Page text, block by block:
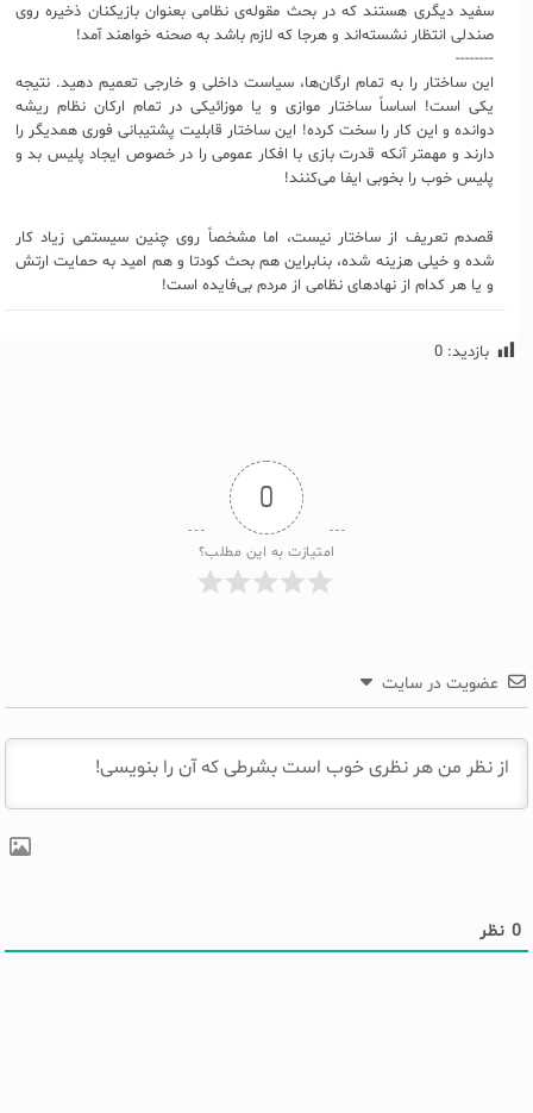
سفید دیگری هستند که در بحث مقوله‌ی نظامی بعنوان بازیکنان ذخیره روی
صندلی انتظار نشسته‌اند و هرجا که لازم باشد به صحنه خواهند آمد!
--------
این ساختار را به تمام ارگان‌ها، سیاست داخلی و خارجی تعمیم دهید. نتیجه
یکی است! اساساً ساختار موازی و یا موزائیکی در تمام ارکان نظام ریشه
دوانده و این کار را سخت کرده! این ساختار قابلیت پشتیبانی فوری همدیگر را
دارند و مهمتر آنکه قدرت بازی با افکار عمومی را در خصوص ایجاد پلیس بد و
پلیس خوب را بخوبی ایفا می‌کنند!
قصدم تعریف از ساختار نیست، اما مشخصاً روی چنین سیستمی زیاد کار
شده و خیلی هزینه شده، بنابراین هم بحث کودتا و هم امید به حمایت ارتش
و یا هر کدام از نهادهای نظامی از مردم بی‌فایده است!
بازدید: 0
0
امتیازت به این مطلب؟
عضویت در سایت
0 نظر